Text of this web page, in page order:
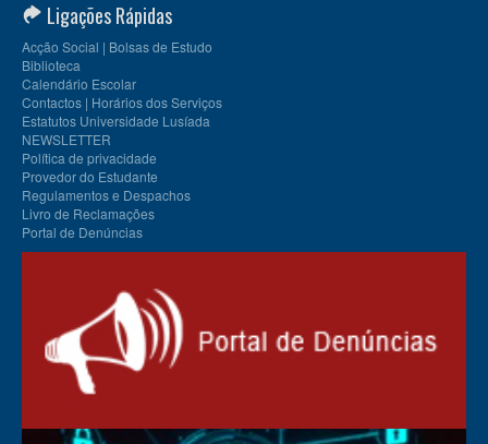
Ligações Rápidas
Acção Social | Bolsas de Estudo
Biblioteca
Calendário Escolar
Contactos | Horários dos Serviços
Estatutos Universidade Lusíada
NEWSLETTER
Política de privacidade
Provedor do Estudante
Regulamentos e Despachos
Livro de Reclamações
Portal de Denúncias